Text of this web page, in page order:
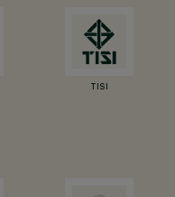
TISI